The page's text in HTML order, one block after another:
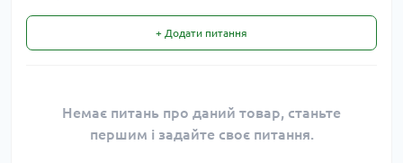
+ Додати питання
Немає питань про даний товар, станьте
першим і задайте своє питання.